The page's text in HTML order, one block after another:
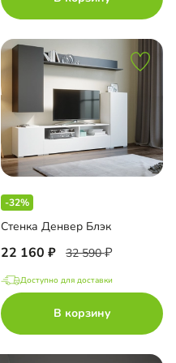
-32%
Стенка Денвер Блэк
22 160 32 590
Доступно для доставки
В корзину